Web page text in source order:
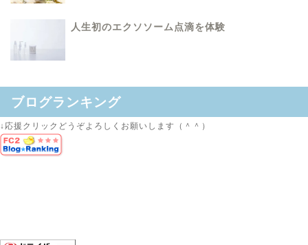
人生初のエクソソーム点滴を体験
ブログランキング
↓応援クリックどうぞよろしくお願いします（＾＾）